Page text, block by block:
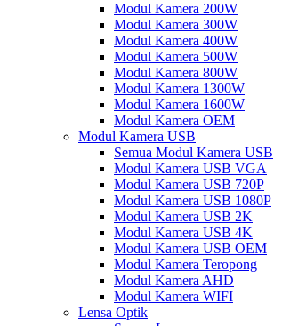
Modul Kamera 200W
Modul Kamera 300W
Modul Kamera 400W
Modul Kamera 500W
Modul Kamera 800W
Modul Kamera 1300W
Modul Kamera 1600W
Modul Kamera OEM
Modul Kamera USB
Semua Modul Kamera USB
Modul Kamera USB VGA
Modul Kamera USB 720P
Modul Kamera USB 1080P
Modul Kamera USB 2K
Modul Kamera USB 4K
Modul Kamera USB OEM
Modul Kamera Teropong
Modul Kamera AHD
Modul Kamera WIFI
Lensa Optik